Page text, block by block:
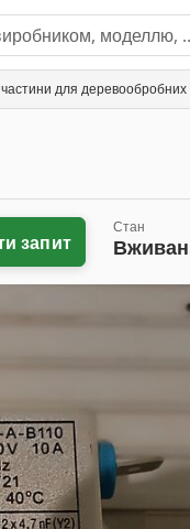
для деревообробних
запит
Стан